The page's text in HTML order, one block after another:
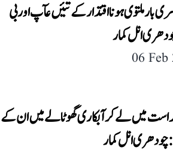
بار ملتوی ہونا اقتدار کے تئیں عآپ اور بی
انل کمار
06
حراست میں لے کر آبکاری گھوٹالے میں ان کے
چودھری انل کمار